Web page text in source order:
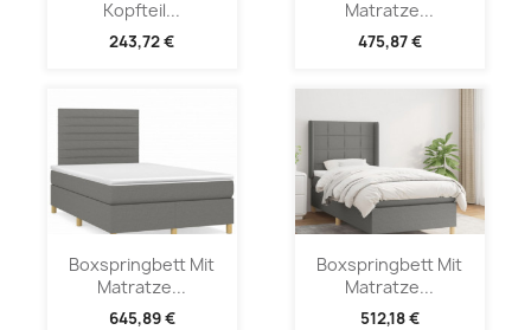
Kopfteil...
243,72 €
Matratze...
475,87 €
Boxspringbett Mit
Matratze...
645,89 €
Boxspringbett Mit
Matratze...
512,18 €